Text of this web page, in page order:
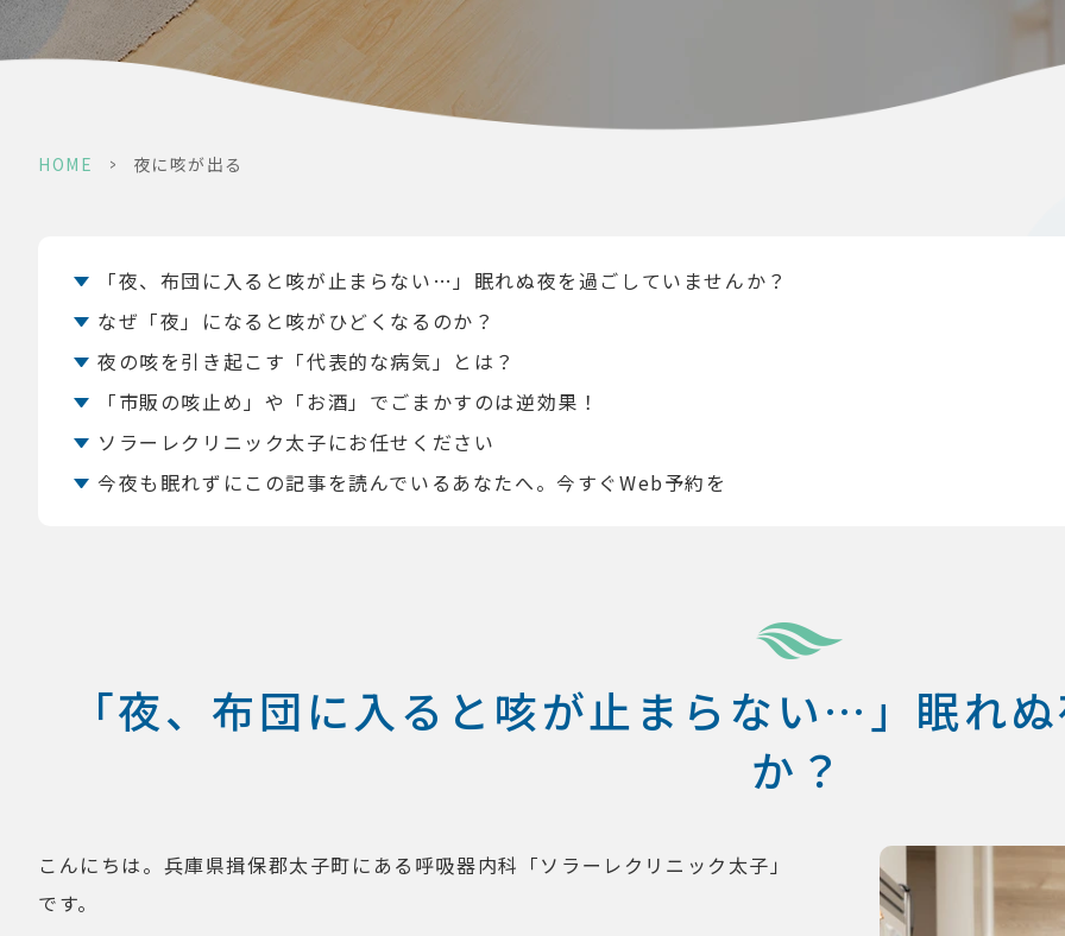
HOME > 夜に咳が出る
「夜、布団に入ると咳が止まらない…」眠れぬ夜を過ごしていませんか？
なぜ「夜」になると咳がひどくなるのか？
夜の咳を引き起こす「代表的な病気」とは？
「市販の咳止め」や「お酒」でごまかすのは逆効果！
ソラーレクリニック太子にお任せください
今夜も眠れずにこの記事を読んでいるあなたへ。今すぐWeb予約を
「夜、布団に入ると咳が止まらない…」眠れ
か？
こんにちは。兵庫県揖保郡太子町にある呼吸器内科「ソラーレクリニック太子」
です。